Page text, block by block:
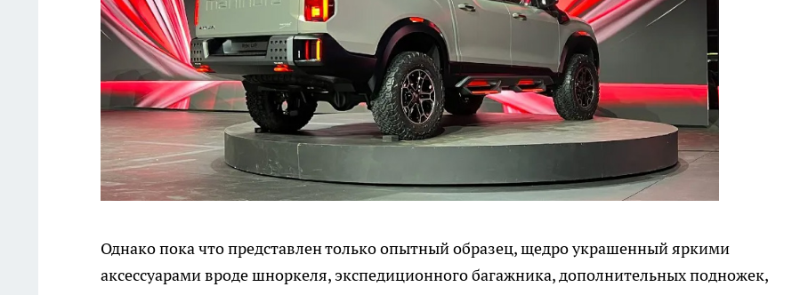
Однако пока что представлен только опытный образец, щедро украшенный яркими
аксессуарами вроде шноркеля, экспедиционного багажника, дополнительных подножек,